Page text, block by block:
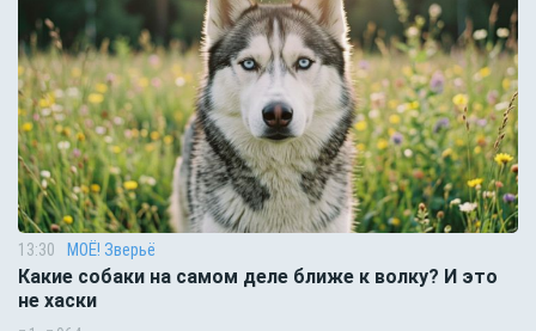
13:30 МОЁ! Зверьё
Какие собаки на самом деле ближе к волку? И это
не хаски